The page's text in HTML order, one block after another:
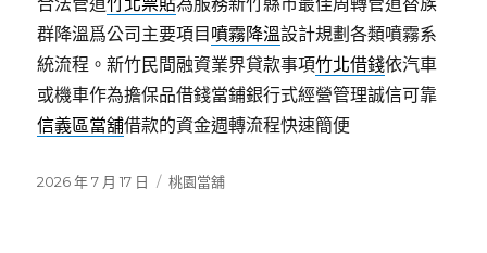
群降溫爲公司主要項目 噴霧降溫設計規劃各類噴霧系
統流程。新竹民間融資業界貸款事項竹北借錢依汽車
或機車作為擔保品借錢當鋪銀行式經營管理誠信可靠
信義區當舖借款的資金週轉流程快速簡便
發
2026 年 7 月 17 日
分
桃園當舖